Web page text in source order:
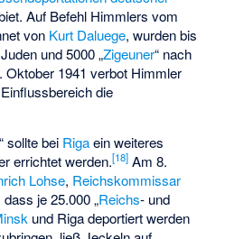
Auf Befehl Himmlers vom
von Kurt Daluege, wurden bis
und 5000 „Zigeuner“ nach
Oktober 1941 verbot Himmler
die
sollte bei Rigaein weiteres
errichtet werden.[18] Am 8.
Lohse, Reichskommissar
je 25.000 „Reichs- und
und Riga deportiert werden